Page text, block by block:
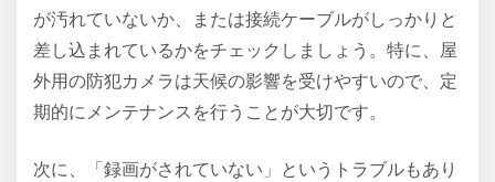
が汚れていないか、または接続ケーブルがしっかりと
差し込まれているかをチェックしましょう。特に、屋
外用の防犯カメラは天候の影響を受けやすいので、定
期的にメンテナンスを行うことが大切です。
次に、「録画がされていない」というトラブルもあり